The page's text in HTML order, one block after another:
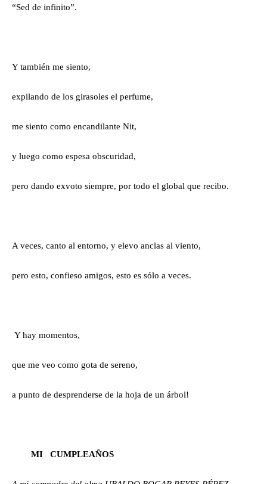
“Sed de infinito”.
Y también me siento,
expilando de los girasoles el perfume,
me siento como encandilante Nit,
y luego como espesa obscuridad,
pero dando exvoto siempre, por todo el global que recibo.
A veces, canto al entorno, y elevo anclas al viento,
pero esto, confieso amigos, esto es sólo a veces.
Y hay momentos,
que me veo como gota de sereno,
a punto de desprenderse de la hoja de un árbol!
MI CUMPLEAÑOS